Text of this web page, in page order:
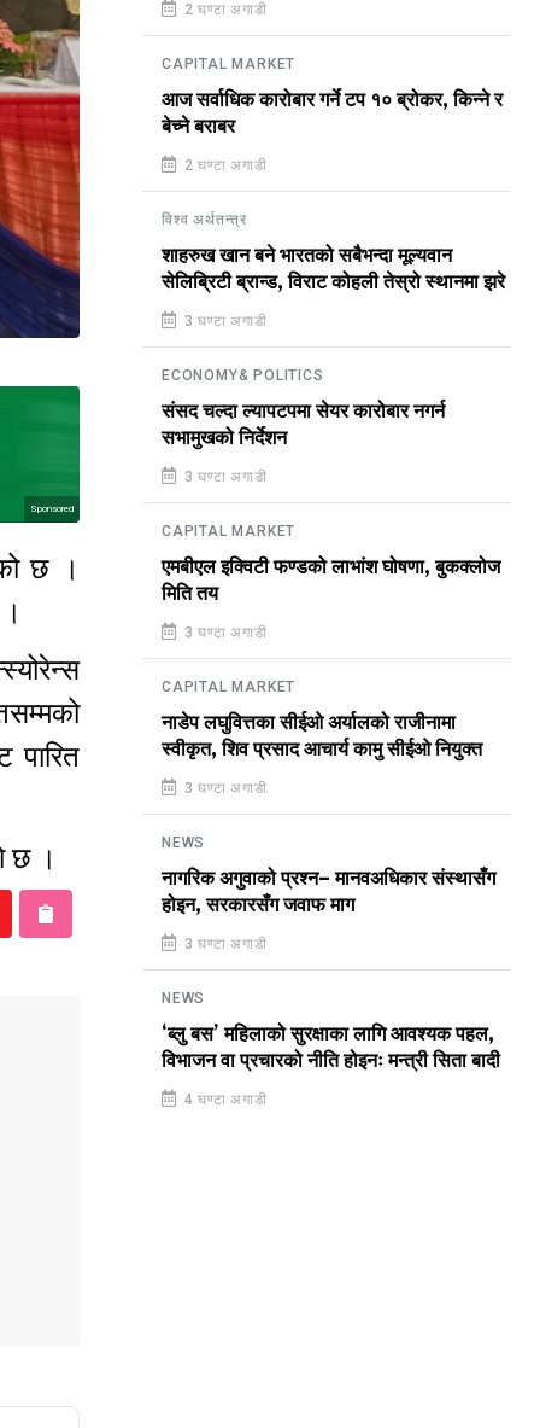
Sponsored
छ ।
पारित
छ ।
2 घण्टा अगाडी
CAPITAL MARKET
आज सर्वाधिक कारोबार गर्ने टप १० ब्रोकर, किन्ने र
बेच्ने बराबर
2 घण्टा अगाडी
विश्व अर्थतन्त्र
शाहरुख खान बने भारतको सबैभन्दा मूल्यवान
सेलिब्रिटी ब्रान्ड, विराट कोहली तेस्रो स्थानमा झरे
3 घण्टा अगाडी
ECONOMY& POLITICS
संसद चल्दा ल्यापटपमा सेयर कारोबार नगर्न
सभामुखको निर्देशन
3 घण्टा अगाडी
CAPITAL MARKET
एमबीएल इक्विटी फण्डको लाभांश घोषणा, बुकक्लोज
मिति तय
3 घण्टा अगाडी
CAPITAL MARKET
नाडेप लघुवित्तका सीईओ अर्यालको राजीनामा
स्वीकृत, शिव प्रसाद आचार्य कामु सीईओ नियुक्त
3 घण्टा अगाडी
NEWS
नागरिक अगुवाको प्रश्न– मानवअधिकार संस्थासँग
होइन, सरकारसँग जवाफ माग
3 घण्टा अगाडी
NEWS
‘ब्लु बस’ महिलाको सुरक्षाका लागि आवश्यक पहल,
विभाजन वा प्रचारको नीति होइनः मन्त्री सिता बादी
4 घण्टा अगाडी